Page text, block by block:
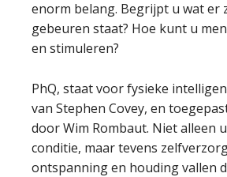
enorm belang. Begrijpt u wat er
gebeuren staat? Hoe kunt u
en stimuleren?
PhQ, staat voor fysieke
van Stephen Covey, en
door Wim Rombaut. Niet alleen
conditie, maar tevens
ontspanning en houding vallen